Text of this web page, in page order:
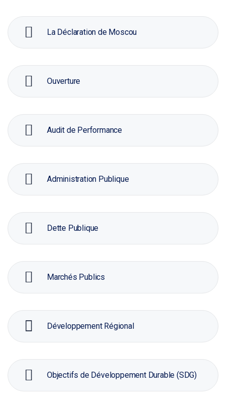
La Déclaration de Moscou
Ouverture
Audit de Performance
Administration Publique
Dette Publique
Marchés Publics
Développement Régional
Objectifs de Développement Durable (SDG)